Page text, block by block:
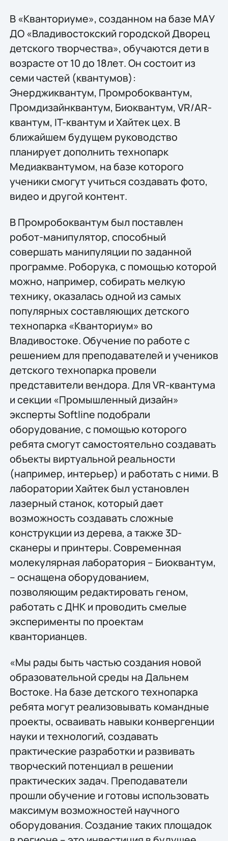
В «Кванториуме», созданном на базе МАУ
ДО «Владивостокский городской Дворец
детского творчества», обучаются дети в
возрасте от 10 до 18лет. Он состоит из
семи частей (квантумов):
Энерджиквантум, Промробоквантум,
Промдизайнквантум, Биоквантум, VR/AR-
квантум, IT-квантум и Хайтек цех. В
ближайшем будущем руководство
планирует дополнить технопарк
Медиаквантумом, на базе которого
ученики смогут учиться создавать фото,
видео и другой контент.
В Промробоквантум был поставлен
робот-манипулятор, способный
совершать манипуляции по заданной
программе. Роборука, с помощью которой
можно, например, собирать мелкую
технику, оказалась одной из самых
популярных составляющих детского
технопарка «Кванториум» во
Владивостоке. Обучение по работе с
решением для преподавателей и учеников
детского технопарка провели
представители вендора. Для VR-квантума
и секции «Промышленный дизайн»
эксперты Softline подобрали
оборудование, с помощью которого
ребята смогут самостоятельно создавать
объекты виртуальной реальности
(например, интерьер) и работать с ними. В
лаборатории Хайтек был установлен
лазерный станок, который дает
возможность создавать сложные
конструкции из дерева, а также 3D-
сканеры и принтеры. Современная
молекулярная лаборатория – Биоквантум,
– оснащена оборудованием,
позволяющим редактировать геном,
работать с ДНК и проводить смелые
эксперименты по проектам
кванторианцев.
«Мы рады быть частью создания новой
образовательной среды на Дальнем
Востоке. На базе детского технопарка
ребята могут реализовывать командные
проекты, осваивать навыки конвергенции
науки и технологий, создавать
практические разработки и развивать
творческий потенциал в решении
практических задач. Преподаватели
прошли обучение и готовы использовать
максимум возможностей научного
оборудования. Создание таких площадок